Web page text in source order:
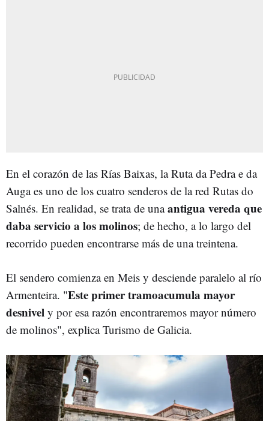
En el corazón de las Rías Baixas, la Ruta da Pedra e da
Auga es uno de los cuatro senderos de la red Rutas do
Salnés. En realidad, se trata de unaantigua vereda que
daba servicio a los molinos; de hecho, a lo largo del
recorrido pueden encontrarse más de una treintena.
El sendero comienza en Meis y desciende paralelo al río
Armenteira. "Este primer tramoacumula mayor
desnivel y por esa razón encontraremos mayor número
de molinos", explica Turismo de Galicia.